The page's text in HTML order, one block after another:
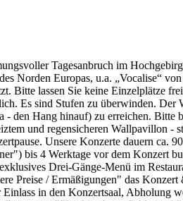
Tagesanbruch im
Norden Europas, u.a. „Vocalise“
Bitte lassen Sie keine Einzelplätze
Es sind Stufen zu überwinden. Der
Hang hinauf) zu erreichen. Bitte
und regensicheren Wallpavillon -
Unsere Konzerte dauern ca.
bis 4 Werktage vor dem Konzert
Drei-Gänge-Menü im
Preise / Ermäßigungen" das
in den Konzertsaal, Abholung